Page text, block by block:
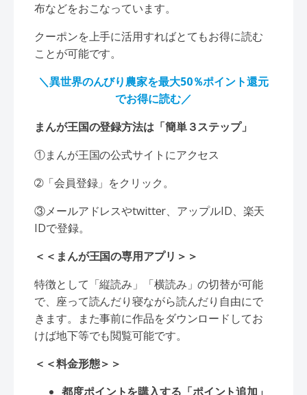
布などをおこなっています。
クーポンを上手に活用すればとてもお得に読む
ことが可能です。
＼異世界のんびり農家を最大50％ポイント還元
でお得に読む／
まんが王国の登録方法は「簡単３ステップ」
①まんが王国の公式サイトにアクセス
➁「会員登録」をクリック。
③メールアドレスやtwitter、アップルID、楽天
IDで登録。
＜＜まんが王国の専用アプリ＞＞
特徴として「縦読み」「横読み」の切替が可能
で、座って読んだり寝ながら読んだり自由にで
きます。また事前に作品をダウンロードしてお
けば地下等でも閲覧可能です。
＜＜料金形態＞＞
都度ポイントを購入する「ポイント追加」